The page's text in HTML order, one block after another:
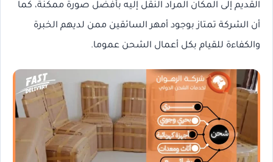
القديم إلى المكان المراد النقل إليه بأفضل صورة ممكنة، كما
أن الشركة تمتاز بوجود أمهر السائقين ممن لديهم الخبرة
والكفاءة للقيام بكل أعمال الشحن عموما.